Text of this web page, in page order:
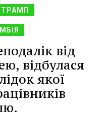
від
відбулася
якої